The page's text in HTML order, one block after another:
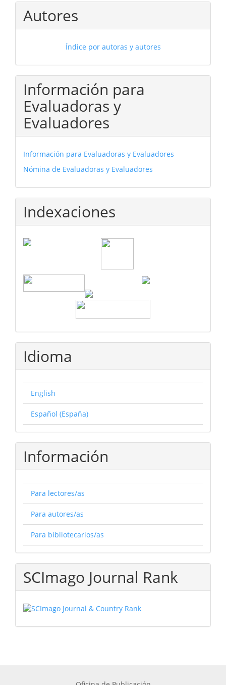
Autores
Índice por autoras y autores
Información para
Evaluadoras y
Evaluadores
Información para Evaluadoras y Evaluadores
Nómina de Evaluadoras y Evaluadores
Indexaciones
Idioma
English
Español (España)
Información
Para lectores/as
Para autores/as
Para bibliotecarios/as
SCImago Journal Rank